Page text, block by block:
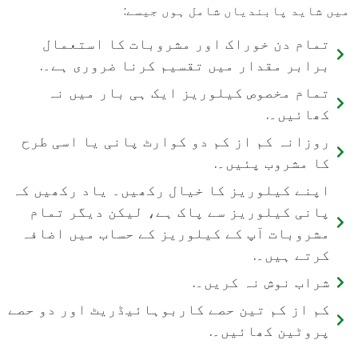
میں شاید پابندیاں شامل ہوں جیسے:
تمام دن خوراک اور مشروبات کا استعمال
برابر مقدار میں تقسیم کرنا ضروری ہے۔.
تمام مخصوص کیلوریز ایک ہی بار میں نہ
کھائیں۔.
روزانہ کم از کم دو کوارٹ پانی یا اسی طرح
کا مشروب پئیں۔.
اپنے کیلوریز کا خیال رکھیں۔ یاد رکھیں کہ
پانی کیلوریز سے پاک ہے، لیکن دیگر تمام
مشروبات آپ کے کیلوریز کے حساب میں اضافہ
کرتے ہیں۔.
شراب نوش نہ کریں۔.
کم از کم تین حصے کاربوہائیڈریٹ اور دو حصے
پروٹین کھائیں۔.